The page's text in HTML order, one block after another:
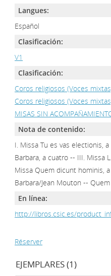
Langues:
Español
Clasificación:
V1
Clasificación:
Coros religiosos (Voces
Coros religiosos (Voces
MISAS SIN
Nota de contenido:
I. Missa Tu es vas electionis,
Barbara, a cuatro -- III. Missa
Missa Quem dicunt hominis,
Barbara/Jean Mouton --
En línea:
http://libros.csic.es/
Réserver
EJEMPLARES (1)